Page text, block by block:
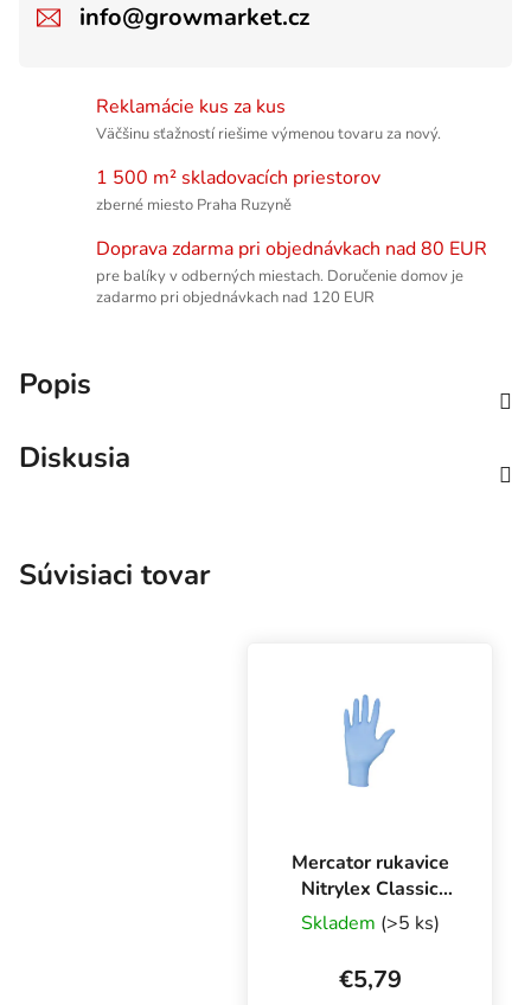
info@growmarket.cz
Reklamácie kus za kus
Väčšinu sťažností riešime výmenou tovaru za nový.
1 500 m² skladovacích priestorov
zberné miesto Praha Ruzyně
Doprava zdarma pri objednávkach nad 80 EUR
pre balíky v odberných miestach. Doručenie domov je
zadarmo pri objednávkach nad 120 EUR
Popis
Diskusia
Súvisiaci tovar
Mercator rukavice
Nitrylex Classic
BLUE L, 100 ks
Skladem (>5 ks)
€5,79